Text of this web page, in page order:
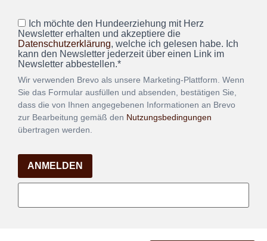
Ich möchte den Hundeerziehung mit Herz
Newsletter erhalten und akzeptiere die
Datenschutzerklärung, welche ich gelesen habe. Ich
kann den Newsletter jederzeit über einen Link im
Newsletter abbestellen.*
Wir verwenden Brevo als unsere Marketing-Plattform. Wenn
Sie das Formular ausfüllen und absenden, bestätigen Sie,
dass die von Ihnen angegebenen Informationen an Brevo
zur Bearbeitung gemäß den Nutzungsbedingungen
übertragen werden.
ANMELDEN